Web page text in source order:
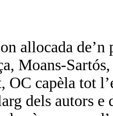
allocada
Moans-
OC capèla tot
dels autors e